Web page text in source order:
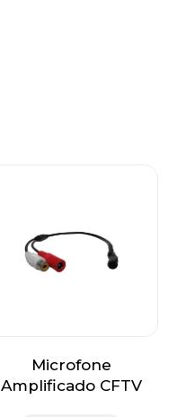
Microfone
Amplificado CFTV